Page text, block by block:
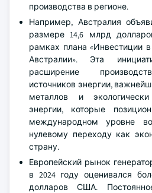
производства в регионе.
Например, Австралия
размере 14,6 млрд
рамках плана «Инвестиции
Австралии». Эта
расширение
источников энергии,
металлов и
энергии, которые
международном уровне
нулевому переходу как
страну.
Европейский рынок
в 2024 году оценивался
долларов США.